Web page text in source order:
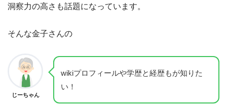
洞察力の高さも話題になっています。
そんな金子さんの
じーちゃん
wikiプロフィールや学歴と経歴もが知りた
い！